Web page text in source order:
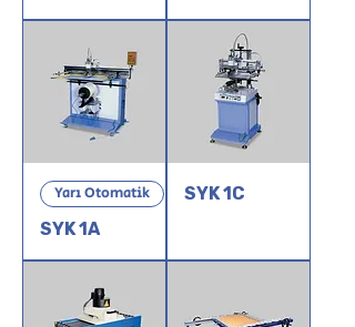
Yarı Otomatik
SYK 1A
SYK 1C